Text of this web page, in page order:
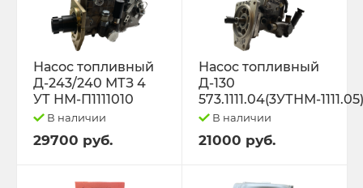
Насос топливный
Д-243/240 МТЗ 4
УТ НМ-П1111010
В наличии
29700 руб.
Насос топливный
Д-130
573.1111.04(3УТНМ-1111.05)
В наличии
21000 руб.